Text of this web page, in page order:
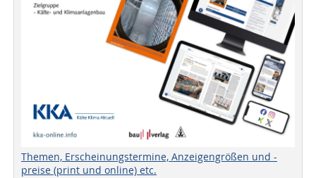
Themen, Erscheinungstermine, Anzeigengrößen und -
preise (print und online) etc.